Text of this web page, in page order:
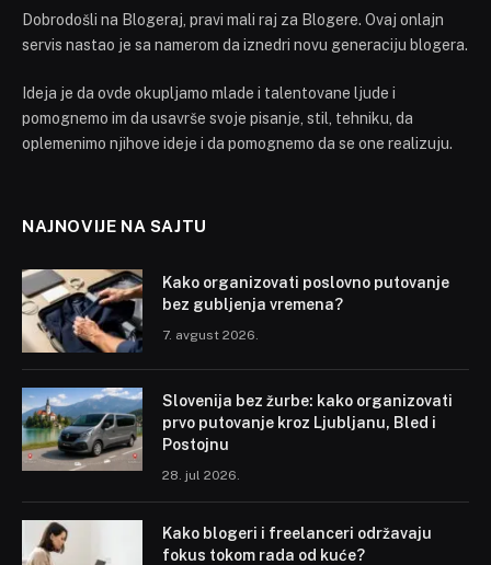
Dobrodošli na Blogeraj, pravi mali raj za Blogere. Ovaj onlajn
servis nastao je sa namerom da iznedri novu generaciju blogera.
Ideja je da ovde okupljamo mlade i talentovane ljude i
pomognemo im da usavrše svoje pisanje, stil, tehniku, da
oplemenimo njihove ideje i da pomognemo da se one realizuju.
NAJNOVIJE NA SAJTU
Kako organizovati poslovno putovanje
bez gubljenja vremena?
7. avgust 2026.
Slovenija bez žurbe: kako organizovati
prvo putovanje kroz Ljubljanu, Bled i
Postojnu
28. jul 2026.
Kako blogeri i freelanceri održavaju
fokus tokom rada od kuće?